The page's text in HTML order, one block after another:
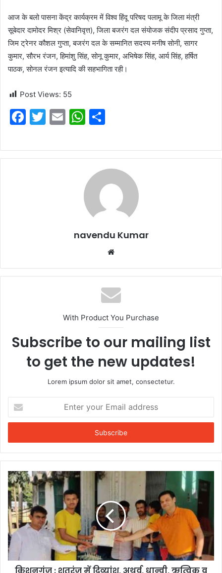
आज के बलो पासना केंद्र कार्यक्रम में विश्व हिंदू परिषद पलामू के जिला मंत्री
सूबेदार दामोदर मिश्र (सेवानिवृत्त), जिला बजरंग दल संयोजक संदीप प्रसाद गुप्ता,
जिम ट्रेनर कौशल गुप्ता, बजरंग दल के सम्मानित सदस्य मनीष सोनी, सागर
कुमार, सौरभ रंजन, हिमांशु सिंह, सोनू कुमार, अभिषेक सिंह, आर्य सिंह, हर्षित
पाठक, सोनल रंजन इत्यादि की सहभागिता रही।
Post Views: 55
F
c
e
T
itt
er
E
ai
l
W
at
s
A
p
ar
e
navendu Kumar
Website
With Product You Purchase
Subscribe to our mailing list
to get the new updates!
Lorem ipsum dolor sit amet, consectetur.
your
Email